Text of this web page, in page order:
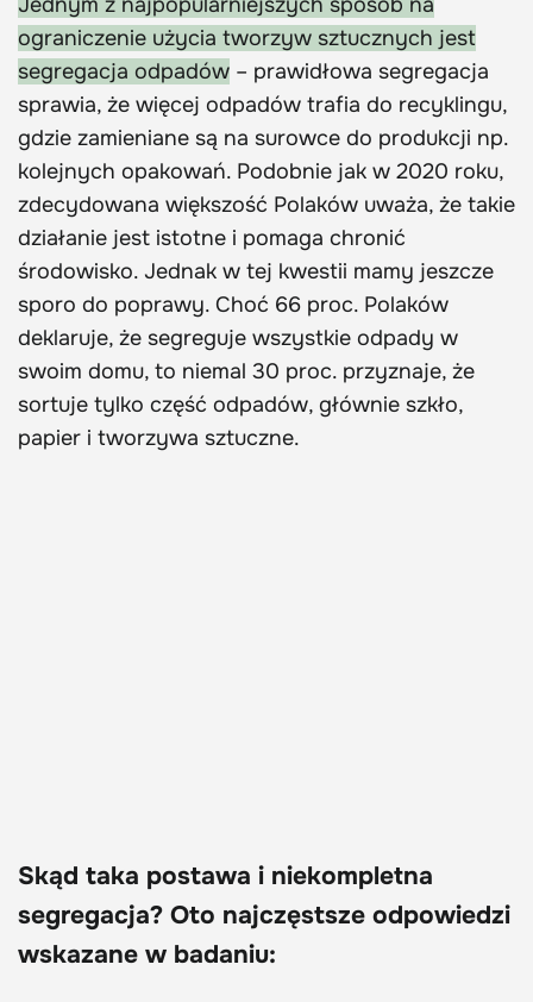
ograniczenie użycia tworzyw sztucznych jest
segregacja odpadów – prawidłowa segregacja
sprawia, że więcej odpadów trafia do recyklingu,
gdzie zamieniane są na surowce do produkcji np.
kolejnych opakowań. Podobnie jak w 2020 roku,
zdecydowana większość Polaków uważa, że takie
działanie jest istotne i pomaga chronić
środowisko. Jednak w tej kwestii mamy jeszcze
sporo do poprawy. Choć 66 proc. Polaków
deklaruje, że segreguje wszystkie odpady w
swoim domu, to niemal 30 proc. przyznaje, że
sortuje tylko część odpadów, głównie szkło,
papier i tworzywa sztuczne.
Skąd taka postawa i niekompletna
segregacja? Oto najczęstsze odpowiedzi
wskazane w badaniu: